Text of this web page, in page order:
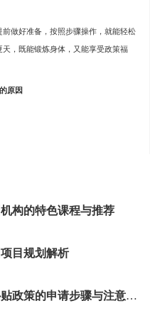
做好准备，按照步骤操作，就能轻松
，既能锻炼身体，又能享受政策福
原因
构的特色课程与推荐
目规划解析
体育类培训暑期补贴政策的申请步骤与注意事项